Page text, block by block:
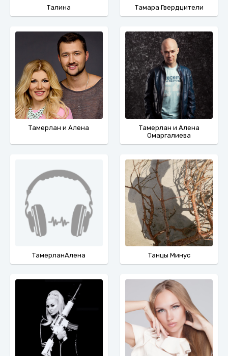
Талина Тамара Гвердцители
Тамерлан и Алена
Тамерлан и Алена
Омаргалиева
ТамерланАлена Танцы Минус